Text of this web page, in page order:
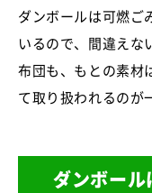
ダンボールは可燃ご
いるので、間違えな
布団も、もとの素材
て取り扱われるのが
ダンボール